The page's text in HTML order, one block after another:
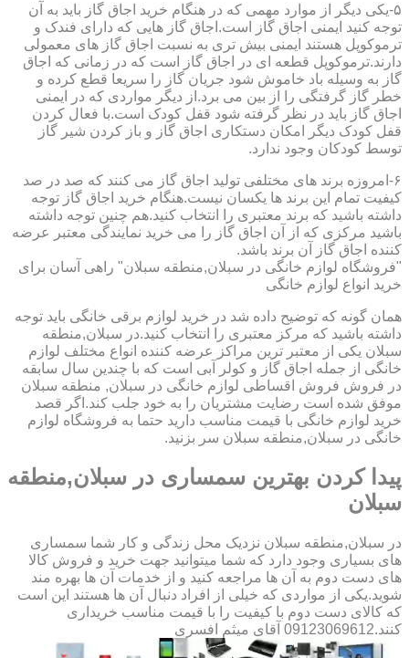
۵-یکی دیگر از موارد مهمی که در هنگام خرید اجاق گاز باید به آن
توجه کنید ایمنی اجاق گاز است.اجاق گاز هایی که دارای فندک و
ترموکوپل هستند ایمنی بیش تری به نسبت اجاق گاز های معمولی
دارند.ترموکوپل قطعه ای در اجاق گاز است که در زمانی که اجاق
گاز به وسیله باد خاموش شود جریان گاز را سریعا قطع کرده و
خطر گاز گرفتگی را از بین می برد.از دیگر مواردی که در ایمنی
اجاق گاز باید در نظر گرفته شود قفل کودک است.با فعال کردن
قفل کودک دیگر امکان دستکاری اجاق گاز و باز کردن شیر گاز
توسط کودکان وجود ندارد.
۶-امروزه برند های مختلفی تولید اجاق گاز می کنند که صد در صد
کیفیت تمام این برند ها یکسان نیست.هنگام خرید اجاق گاز توجه
داشته باشید که برند معتبری را انتخاب کنید.هم چنین توجه داشته
باشید مرکزی که از آن اجاق گاز را می خرید نمایندگی معتبر عرضه
کننده اجاق گاز آن برند باشد.
"فروشگاه لوازم خانگی در سبلان,منطقه سبلان" راهی آسان برای
خرید انواع لوازم خانگی
همان گونه که توضیح داده شد در خرید لوازم برقی خانگی باید توجه
داشته باشید که مرکز معتبری را انتخاب کنید.در سبلان,منطقه
سبلان یکی از معتبر ترین مراکز عرضه کننده انواع مختلف لوازم
خانگی از جمله اجاق گاز و کولر آبی است که با چندین سال سابقه
در فروش فروش اقساطی لوازم خانگی در سبلان, منطقه سبلان
موفق شده است رضایت مشتریان را به خود جلب کند.اگر قصد
خرید لوازم خانگی با قیمت مناسب دارید حتما به فروشگاه لوازم
خانگی در سبلان,منطقه سبلان سر بزنید.
پیدا کردن بهترین سمساری در سبلان,منطقه
سبلان
در سبلان,منطقه سبلان نزدیک محل زندگی و کار شما سمساری
های بسیاری وجود دارد که شما میتوانید جهت خرید و فروش کالا
های دست دوم به آن ها مراجعه کنید و از خدمات آن ها بهره مند
شوید.یکی از مواردی که خیلی از افراد دنبال آن ها هستند این است
که کالای دست دوم با کیفیت را با قیمت مناسب خریداری
کنند.09123069612 آقای میثم افسری